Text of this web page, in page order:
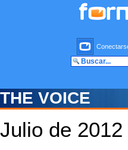
THE VOICE
Julio de 2012